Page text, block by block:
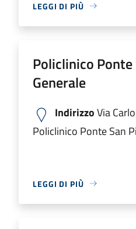
LEGGI DI PIÙ
Policlinico Ponte
Generale
IndirizzoVia
Policlinico Ponte San
LEGGI DI PIÙ